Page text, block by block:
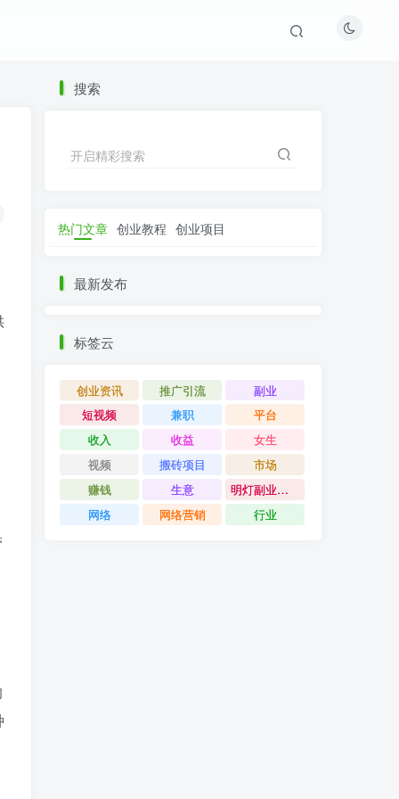
搜索
开启精彩搜索
热门文章 创业教程 创业项目
最新发布
标签云
创业资讯 推广引流
副业
短视频
兼职
平台
收入
收益
女生
视频
搬砖项目
市场
赚钱
生意
明灯副业千计
网络
网络营销 行业